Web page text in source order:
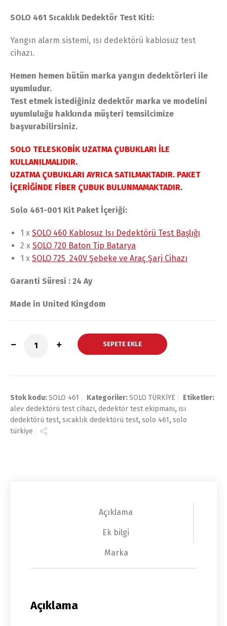
1.360,00 $.
SOLO 461 Sıcaklık Dedektör Test Kiti:
Yangın alarm sistemi, ısı dedektörü kablosuz test
cihazı.
Hemen hemen bütün marka yangın dedektörleri ile
uyumludur.
Test etmek istediğiniz dedektör marka ve modelini
uyumluluğu hakkında müşteri temsilcimize
başvurabilirsiniz.
SOLO TELESKOBİK UZATMA ÇUBUKLARI İLE
KULLANILMALIDIR.
UZATMA ÇUBUKLARI AYRICA SATILMAKTADIR. PAKET
İÇERİĞİNDE FİBER ÇUBUK BULUNMAMAKTADIR.
Solo 461-001 Kit Paket İçeriği:
1 x SOLO 460 Kablosuz Isı Dedektörü Test Başlığı
2 x SOLO 720 Baton Tip Batarya
1 x SOLO 725 240V Şebeke ve Araç Şarj Cihazı
Garanti Süresi : 24 Ay
Made in United Kingdom
SEPETE EKLE
Stok kodu:SOLO 461 Kategoriler:SOLO TÜRKİYE
Etiketler:
alev dedektörü test cihazı,dedektör test ekipmanı, ısı
dedektörü test,sıcaklık dedektörü test,solo 461,solo
türkiye
Açıklama
Ek bilgi
Marka
Açıklama